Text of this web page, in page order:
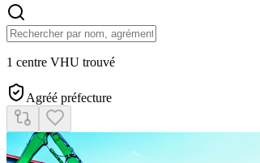
1 centre VHU trouvé
Agréé préfecture